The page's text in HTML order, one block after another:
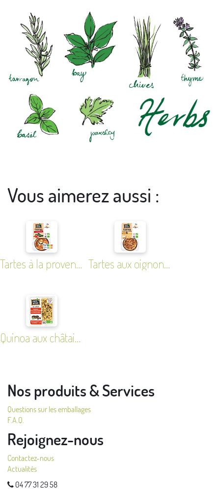
Vous aimerez aussi :
Tartes à la provençale Tartes aux oignons façon pissaladière
Quinoa aux châtaignes et fruits secs
Nos produits & Services
Questions sur les emballages
F.A.Q.
Rejoignez-nous
Contactez-nous
Actualités
04 77 31 29 58